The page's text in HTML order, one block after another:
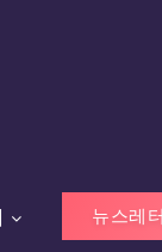
뉴스레